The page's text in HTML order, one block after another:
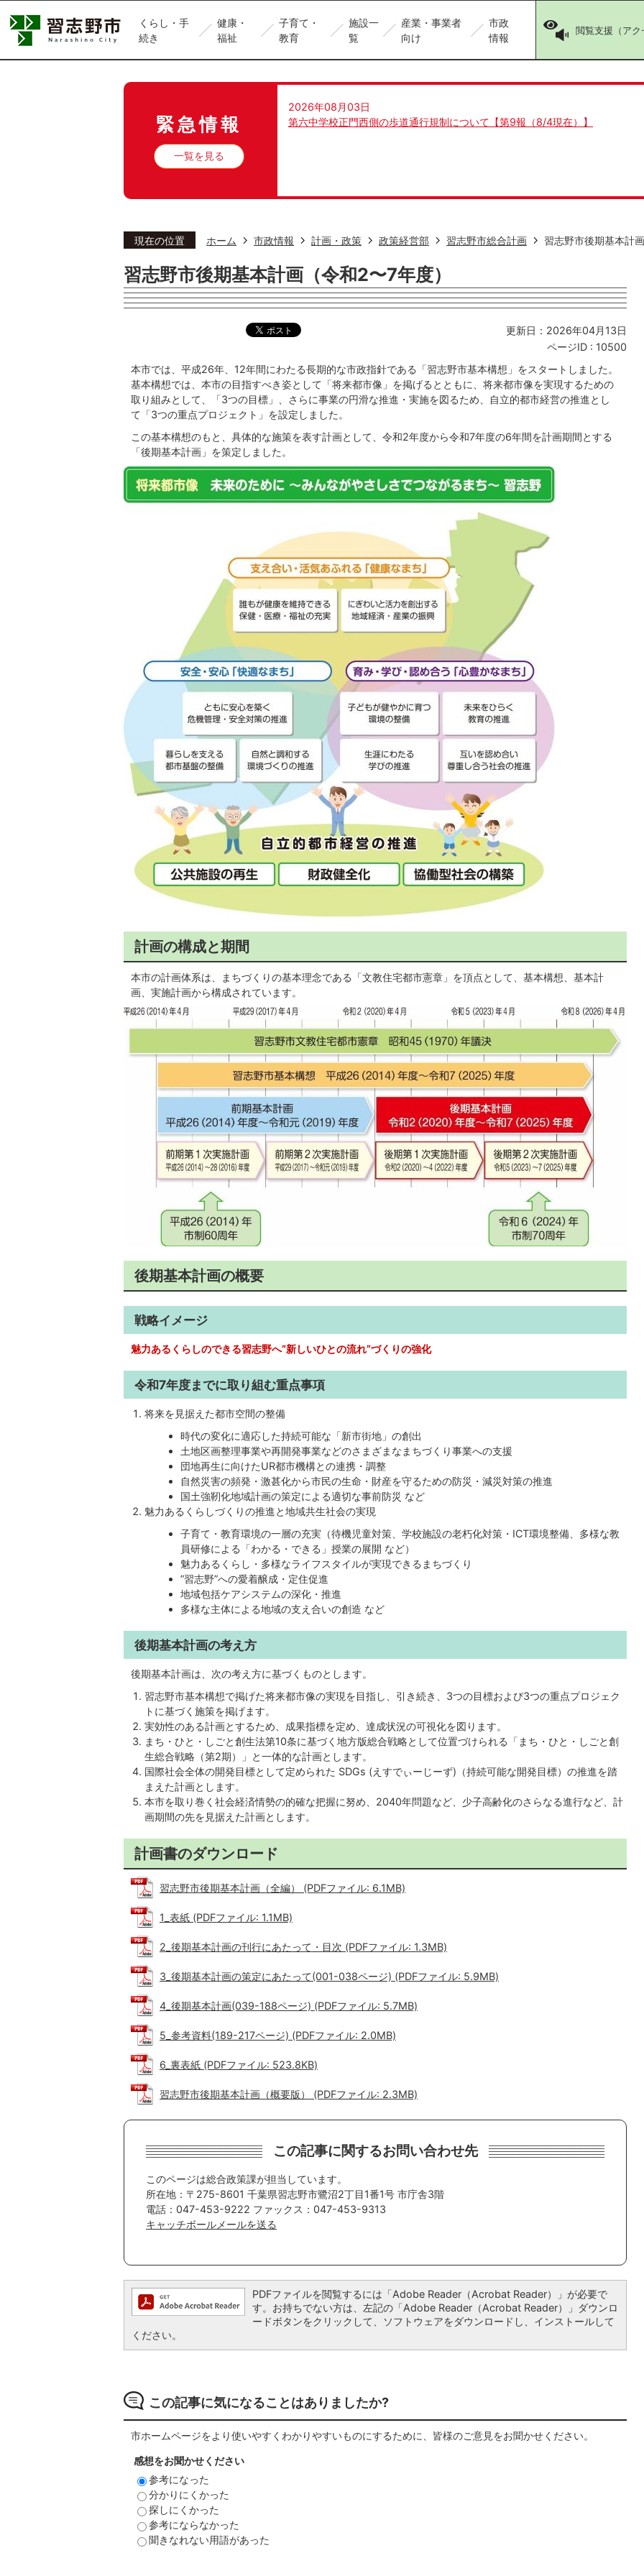
くらし・手
続き
健康・
福祉
子育て・
教育
施設一
覧
産業・事業者
向け
市政
情報
閲覧支援（アク
緊急情報
一覧を見る
2026年08月03日
第六中学校正門西側の歩道通行規制について【第9報（8/4現在）】
現在の位置 ホーム 市政情報 計画・政策 政策経営部 習志野市総合計画 習志野市後期基本計
習志野市後期基本計画（令和2〜7年度）
更新日：2026年04月13日
ページID : 10500
本市では、平成26年、12年間にわたる長期的な市政指針である「習志野市基本構想」をスタートしました。
基本構想では、本市の目指すべき姿として「将来都市像」を掲げるとともに、将来都市像を実現するための
取り組みとして、「3つの目標」、さらに事業の円滑な推進・実施を図るため、自立的都市経営の推進とし
て「3つの重点プロジェクト」を設定しました。
この基本構想のもと、具体的な施策を表す計画として、令和2年度から令和7年度の6年間を計画期間とする
「後期基本計画」を策定しました。
計画の構成と期間
本市の計画体系は、まちづくりの基本理念である「文教住宅都市憲章」を頂点として、基本構想、基本計
画、実施計画から構成されています。
後期基本計画の概要
戦略イメージ
魅力あるくらしのできる習志野へ”新しいひとの流れ”づくりの強化
令和7年度までに取り組む重点事項
将来を見据えた都市空間の整備
時代の変化に適応した持続可能な「新市街地」の創出
土地区画整理事業や再開発事業などのさまざまなまちづくり事業への支援
団地再生に向けたUR都市機構との連携・調整
自然災害の頻発・激甚化から市民の生命・財産を守るための防災・減災対策の推進
国土強靭化地域計画の策定による適切な事前防災 など
魅力あるくらしづくりの推進と地域共生社会の実現
子育て・教育環境の一層の充実（待機児童対策、学校施設の老朽化対策・ICT環境整備、多様な教
員研修による「わかる・できる」授業の展開 など）
魅力あるくらし・多様なライフスタイルが実現できるまちづくり
”習志野”への愛着醸成・定住促進
地域包括ケアシステムの深化・推進
多様な主体による地域の支え合いの創造 など
後期基本計画の考え方
後期基本計画は、次の考え方に基づくものとします。
習志野市基本構想で掲げた将来都市像の実現を目指し、引き続き、3つの目標および3つの重点プロジェク
トに基づく施策を掲げます。
実効性のある計画とするため、成果指標を定め、達成状況の可視化を図ります。
まち・ひと・しごと創生法第10条に基づく地方版総合戦略として位置づけられる「まち・ひと・しごと創
生総合戦略（第2期）」と一体的な計画とします。
国際社会全体の開発目標として定められた SDGs (えすでぃーじーず)（持続可能な開発目標）の推進を踏
まえた計画とします。
本市を取り巻く社会経済情勢の的確な把握に努め、2040年問題など、少子高齢化のさらなる進行など、計
画期間の先を見据えた計画とします。
計画書のダウンロード
習志野市後期基本計画（全編） (PDFファイル: 6.1MB)
1_表紙 (PDFファイル: 1.1MB)
2_後期基本計画の刊行にあたって・目次 (PDFファイル: 1.3MB)
3_後期基本計画の策定にあたって(001-038ページ) (PDFファイル: 5.9MB)
4_後期基本計画(039-188ページ) (PDFファイル: 5.7MB)
5_参考資料(189-217ページ) (PDFファイル: 2.0MB)
6_裏表紙 (PDFファイル: 523.8KB)
習志野市後期基本計画（概要版） (PDFファイル: 2.3MB)
この記事に関するお問い合わせ先
このページは総合政策課が担当しています。
所在地：〒275-8601 千葉県習志野市鷺沼2丁目1番1号 市庁舎3階
電話：047-453-9222 ファックス：047-453-9313
キャッチボールメールを送る
PDFファイルを閲覧するには「Adobe Reader（Acrobat Reader）」が必要で
す。お持ちでない方は、左記の「Adobe Reader（Acrobat Reader）」ダウンロ
ードボタンをクリックして、ソフトウェアをダウンロードし、インストールして
ください。
この記事に気になることはありましたか?
市ホームページをより使いやすくわかりやすいものにするために、皆様のご意見をお聞かせください。
感想をお聞かせください
参考になった
分かりにくかった
探しにくかった
参考にならなかった
聞きなれない用語があった